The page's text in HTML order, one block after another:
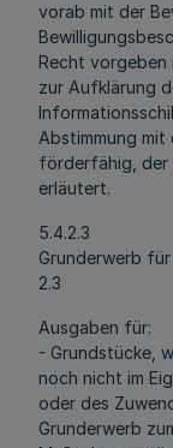
vorab mit der
Recht vorgeben
zur Aufklärung
Abstimmung mit
förderfähig, der
erläutert.
5.4.2.3
Grunderwerb für
2.3
Ausgaben für:
- Grundstücke,
noch nicht im
oder des
Grunderwerb